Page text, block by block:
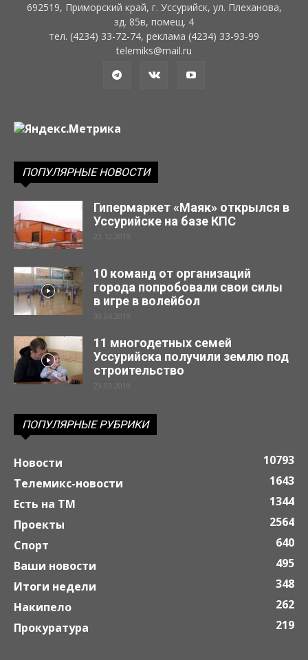
692519, Приморский край, г. Уссурийск, ул. Плеханова,
зд. 85в, помещ. 4
тел. (4234) 33-72-74, реклама (4234) 33-93-99
telemiks@mail.ru
ПОПУЛЯРНЫЕ НОВОСТИ
Гипермаркет «Маяк» открылся в
Уссурийске на базе КПС
23.12.2019
10 команд от организаций
города попробовали свои силы
в игре в волейбол
30.04.2019
11 многодетных семей
Уссурийска получили землю под
строительство
29.03.2019
ПОПУЛЯРНЫЕ РУБРИКИ
Новости
10793
Телемикс-новости
1643
Есть на ТМ
1344
Проекты
2564
Спорт
640
Ваши новости
495
Итоги недели
348
Накипело
262
Прокуратура
219